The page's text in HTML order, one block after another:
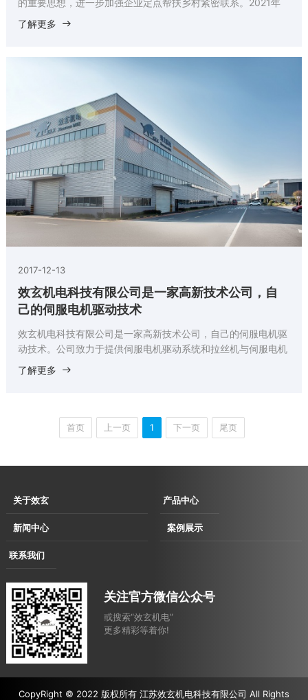
的重要思想，进一步加强企业定点帮扶乡村紧密联系。2021年
11月9日，江苏长龄液压股份有限公司再一次开展了和陕西延川
县杨家圪坮镇孙家塬村的点对点“扶贫助农，振兴乡村”活动。早
了解更多
2017-12-13
效玄机电科技有限公司是一家高新技术公司，自
己的伺服电机驱动技术
效玄机电科技有限公司是一家高新技术公司，自己的伺服电机驱
动技术。公司致力于提供伺服电机驱动系统和拉丝机与伺服电机
驱动系统。多年来拉丝机传动系统和控制系统的设计和制造经
验，公司设计生产了新一代拉丝机。
了解更多
首页 上一页 1 下一页 尾页
关于效玄
企业简介
发展历程
资质荣誉
产品中心
伺服直驱拉丝
消费品
汽车
农业
设备
新闻中心
企业动态
案例展示
合作案例
联系我们
电子地图
关注官方微信公众号
或搜索“效玄机电”
更多精彩等着你!
CopyRight © 2022 版权所有 江苏效玄机电科技有限公司 All Rights